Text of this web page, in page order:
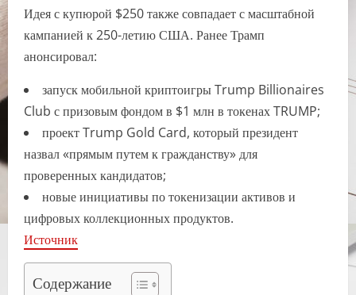
Идея с купюрой $250 также совпадает с масштабной
кампанией к 250-летию США. Ранее Трамп
анонсировал:
запуск мобильной криптоигры Trump Billionaires
Club с призовым фондом в $1 млн в токенах TRUMP;
проект Trump Gold Card, который президент
назвал «прямым путем к гражданству» для
проверенных кандидатов;
новые инициативы по токенизации активов и
цифровых коллекционных продуктов.
Источник
Содержание